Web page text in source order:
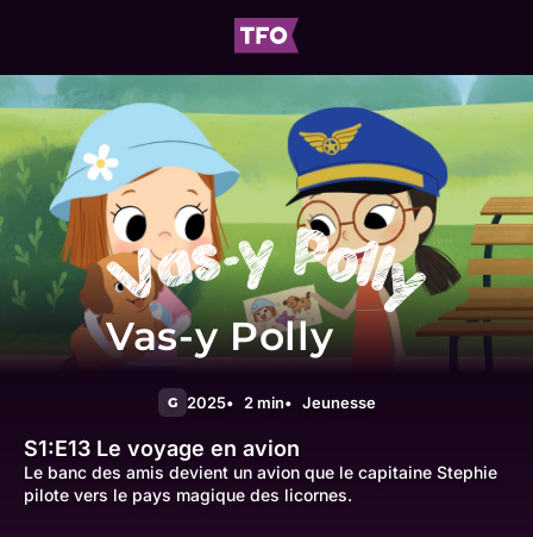
Vas-y Polly
G 2025 2 min Jeunesse
S1:E13 Le voyage en avion
Le banc des amis devient un avion que le capitaine Stephie
pilote vers le pays magique des licornes.